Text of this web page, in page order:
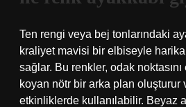
Ten rengi veya bej tonlarındaki
kraliyet mavisi bir elbiseyle
sağlar. Bu renkler, odak
koyan nötr bir arka plan oluşturur
etkinliklerde kullanılabilir. Beyaz